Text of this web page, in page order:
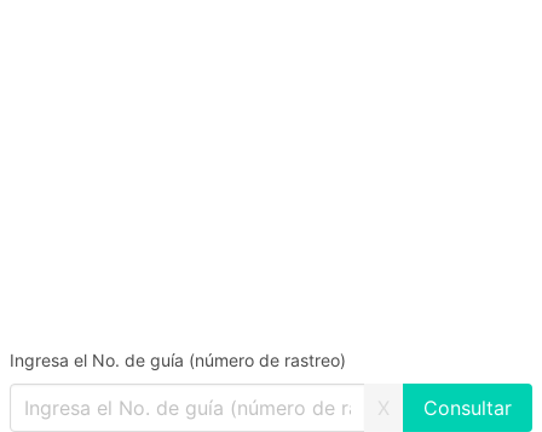
Ingresa el No. de guía (número de rastreo)
X